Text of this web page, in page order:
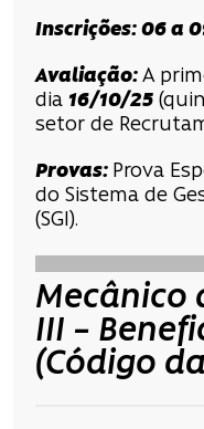
Inscrições: 06 a
Avaliação: A
dia 16/10/25
setor de
Provas: Prova
do Sistema de
(SGI).
Mecânico
III –
(Código